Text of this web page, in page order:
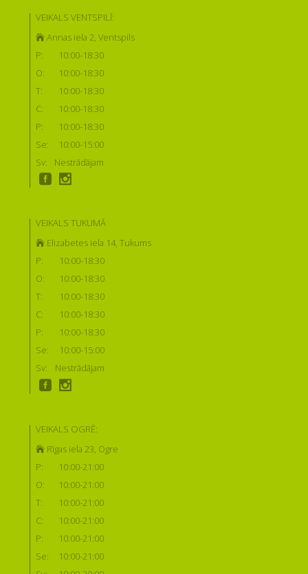
VEIKALS VENTSPILĪ:
Annas iela 2, Ventspils
P:
10:00-18:30
O:
10:00-18:30
T:
10:00-18:30
C:
10:00-18:30
P:
10:00-18:30
Se:
10:00-15:00
Sv:
Nestrādājam
VEIKALS TUKUMĀ
Elizabetes iela 14, Tukums
P:
10:00-18:30
O:
10:00-18:30
T:
10:00-18:30
C:
10:00-18:30
P:
10:00-18:30
Se:
10:00-15:00
Sv:
Nestrādājam
VEIKALS OGRĒ:
Rīgas iela 23, Ogre
P:
10:00-21:00
O:
10:00-21:00
T:
10:00-21:00
C:
10:00-21:00
P:
10:00-21:00
Se:
10:00-21:00